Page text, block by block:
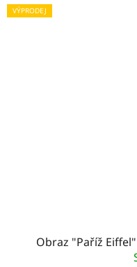
VÝPRODEJ
Obraz "Paříž